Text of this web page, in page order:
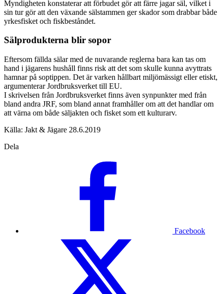
Myndigheten konstaterar att förbudet gör att färre jagar säl, vilket i
sin tur gör att den växande sälstammen ger skador som drabbar både
yrkesfisket och fiskbeståndet.
Sälprodukterna blir sopor
Eftersom fällda sälar med de nuvarande reglerna bara kan tas om
hand i jägarens hushåll finns risk att det som skulle kunna avyttrats
hamnar på soptippen. Det är varken hållbart miljömässigt eller etiskt,
argumenterar Jordbruksverket till EU.
I skrivelsen från Jordbruksverket finns även synpunkter med från
bland andra JRF, som bland annat framhåller om att det handlar om
att värna om både säljakten och fisket som ett kulturarv.
Källa: Jakt & Jägare 28.6.2019
Dela
Facebook